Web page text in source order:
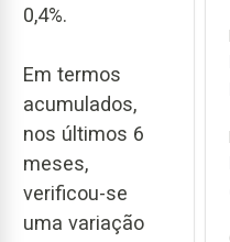
0,4%.
Em termos
acumulados,
nos últimos 6
meses,
verificou-se
uma variação